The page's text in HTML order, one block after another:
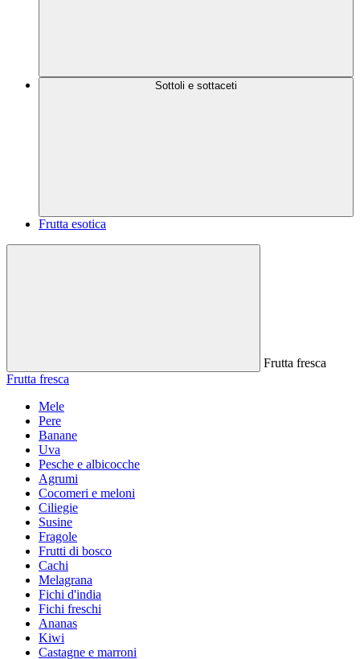
Sottoli e sottaceti
Frutta esotica
Frutta fresca
Frutta fresca
Mele
Pere
Banane
Uva
Pesche e albicocche
Agrumi
Cocomeri e meloni
Ciliegie
Susine
Fragole
Frutti di bosco
Cachi
Melagrana
Fichi d'india
Fichi freschi
Ananas
Kiwi
Castagne e marroni